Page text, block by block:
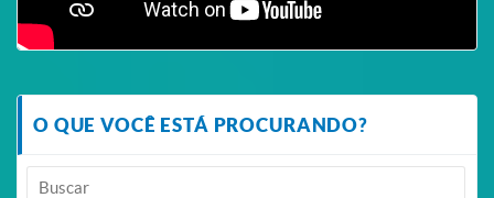
O QUE VOCÊ ESTÁ PROCURANDO?